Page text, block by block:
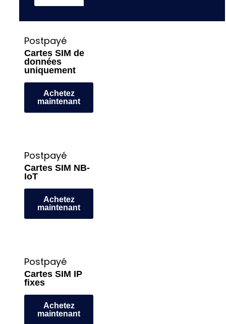
Postpayé
Cartes SIM de
données
uniquement
Achetez
maintenant
Postpayé
Cartes SIM NB-
IoT
Achetez
maintenant
Postpayé
Cartes SIM IP
fixes
Achetez
maintenant